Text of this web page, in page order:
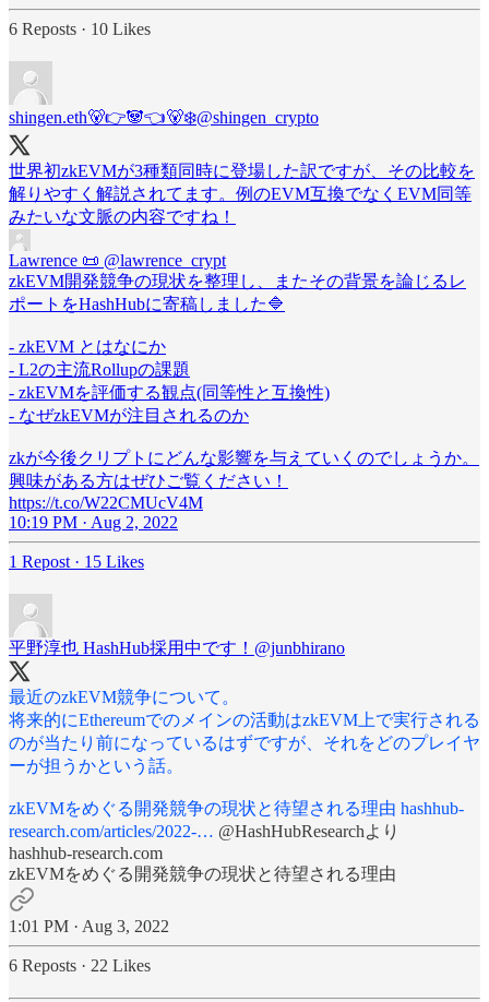
6 Reposts · 10 Likes
shingen.eth🐻👉🐼👈🐻‍❄️@shingen_crypto
世界初zkEVMが3種類同時に登場した訳ですが、その比較を
解りやすく解説されてます。例のEVM互換でなくEVM同等
みたいな文脈の内容ですね！
Lawrence 📜 @lawrence_crypt
zkEVM開発競争の現状を整理し、またその背景を論じるレ
ポートをHashHubに寄稿しました🔷
- zkEVM とはなにか
- L2の主流Rollupの課題
- zkEVMを評価する観点(同等性と互換性)
- なぜzkEVMが注目されるのか
zkが今後クリプトにどんな影響を与えていくのでしょうか。
興味がある方はぜひご覧ください！
https://t.co/W22CMUcV4M
10:19 PM · Aug 2, 2022
1 Repost · 15 Likes
平野淳也 HashHub採用中です！ @junbhirano
最近のzkEVM競争について。
将来的にEthereumでのメインの活動はzkEVM上で実行される
のが当たり前になっているはずですが、それをどのプレイヤ
ーが担うかという話。
zkEVMをめぐる開発競争の現状と待望される理由 hashhub-
research.com/articles/2022-… @HashHubResearchより
hashhub-research.com
zkEVMをめぐる開発競争の現状と待望される理由
1:01 PM · Aug 3, 2022
6 Reposts · 22 Likes